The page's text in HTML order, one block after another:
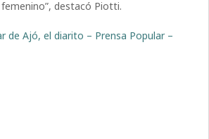
destacó Piotti.
de Ajó, el diarito – Prensa Popular –